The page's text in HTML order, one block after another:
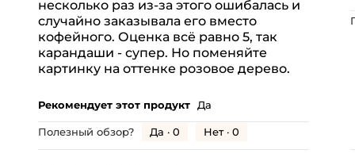
отзыв с 3 звездами.
фильтрацию отзывов с 3 звездами.
с 2 звездами.
фильтрацию отзывов с 2 звездами.
отзыв с 1 звездой.фильтрацию отзывов с 1 звездой.
Эффективность,
несколько раз из-за этого ошибалась и
случайно заказывала его вместо
кофейного. Оценка всё равно 5, так
карандаши - супер. Но поменяйте
картинку на оттенке розовое дерево.
Рекомендует этот продукт Да
Полезный обзор? Да · 0 Нет · 0